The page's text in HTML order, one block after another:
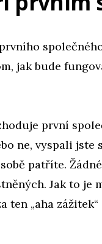
jak bude
první
ne, vyspali jste
patříte.
Jak to je
ten „aha